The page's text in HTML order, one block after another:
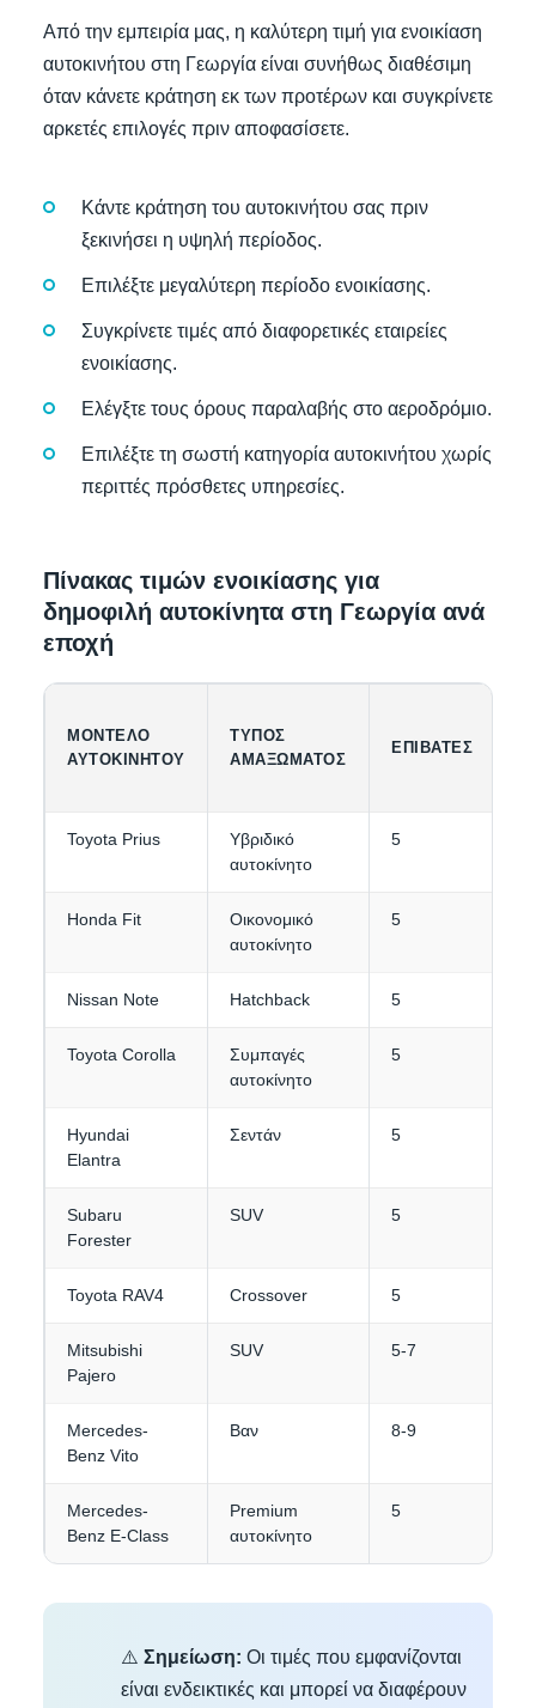
Από την εμπειρία μας, η καλύτερη τιμή για ενοικίαση
αυτοκινήτου στη Γεωργία είναι συνήθως διαθέσιμη
όταν κάνετε κράτηση εκ των προτέρων και συγκρίνετε
αρκετές επιλογές πριν αποφασίσετε.
Κάντε κράτηση του αυτοκινήτου σας πριν
ξεκινήσει η υψηλή περίοδος.
Επιλέξτε μεγαλύτερη περίοδο ενοικίασης.
Συγκρίνετε τιμές από διαφορετικές εταιρείες
ενοικίασης.
Ελέγξτε τους όρους παραλαβής στο αεροδρόμιο.
Επιλέξτε τη σωστή κατηγορία αυτοκινήτου χωρίς
περιττές πρόσθετες υπηρεσίες.
Πίνακας τιμών ενοικίασης για
δημοφιλή αυτοκίνητα στη Γεωργία ανά
εποχή
ΜΟΝΤΈΛΟ
ΑΥΤΟΚΙΝΉΤΟΥ
ΤΎΠΟΣ
ΑΜΑΞΏΜΑΤΟΣ
ΕΠΙΒΆΤΕΣ
Toyota Prius
Υβριδικό
αυτοκίνητο
5
Honda Fit
Οικονομικό
αυτοκίνητο
5
Nissan Note Hatchback 5
Toyota Corolla
Συμπαγές
αυτοκίνητο
5
Hyundai
Elantra
Σεντάν 5
Subaru
Forester
SUV 5
Toyota RAV4 Crossover 5
Mitsubishi
Pajero
SUV 5-7
Mercedes-
Benz Vito
Βαν 8-9
Mercedes-
Benz E-Class
Premium
αυτοκίνητο
5
⚠️ Σημείωση: Οι τιμές που εμφανίζονται
είναι ενδεικτικές και μπορεί να διαφέρουν